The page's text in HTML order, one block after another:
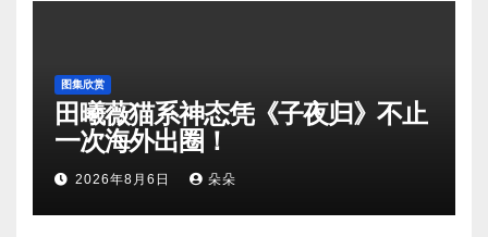
图集欣赏
田曦薇猫系神态凭《子夜归》不止
一次海外出圈！
2026年8月6日 朵朵